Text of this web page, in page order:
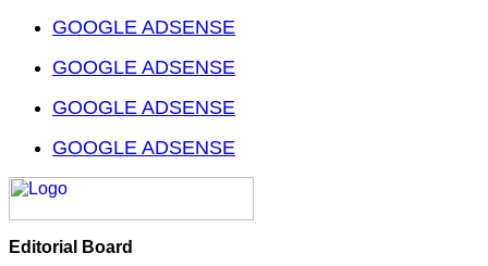
GOOGLE ADSENSE
GOOGLE ADSENSE
GOOGLE ADSENSE
GOOGLE ADSENSE
Editorial Board